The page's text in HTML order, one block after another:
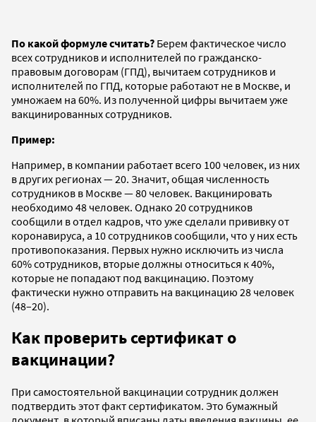
По какой формуле считать? Берем фактическое число
всех сотрудников и исполнителей по гражданско-
правовым договорам (ГПД), вычитаем сотрудников и
исполнителей по ГПД, которые работают не в Москве, и
умножаем на 60%. Из полученной цифры вычитаем уже
вакцинированных сотрудников.
Пример:
Например, в компании работает всего 100 человек, из них
в других регионах — 20. Значит, общая численность
сотрудников в Москве — 80 человек. Вакцинировать
необходимо 48 человек. Однако 20 сотрудников
сообщили в отдел кадров, что уже сделали прививку от
коронавируса, а 10 сотрудников сообщили, что у них есть
противопоказания. Первых нужно исключить из числа
60% сотрудников, вторые должны относиться к 40%,
которые не попадают под вакцинацию. Поэтому
фактически нужно отправить на вакцинацию 28 человек
(48–20).
Как проверить сертификат о
вакцинации?
При самостоятельной вакцинации сотрудник должен
подтвердить этот факт сертификатом. Это бумажный